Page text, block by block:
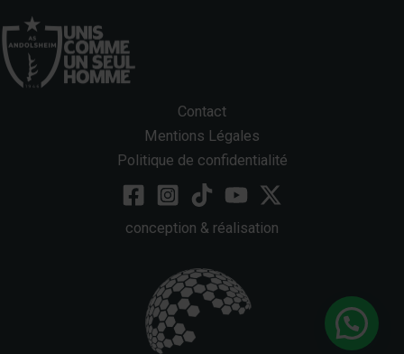
Contact
Mentions Légales
Politique de confidentialité
conception & réalisation